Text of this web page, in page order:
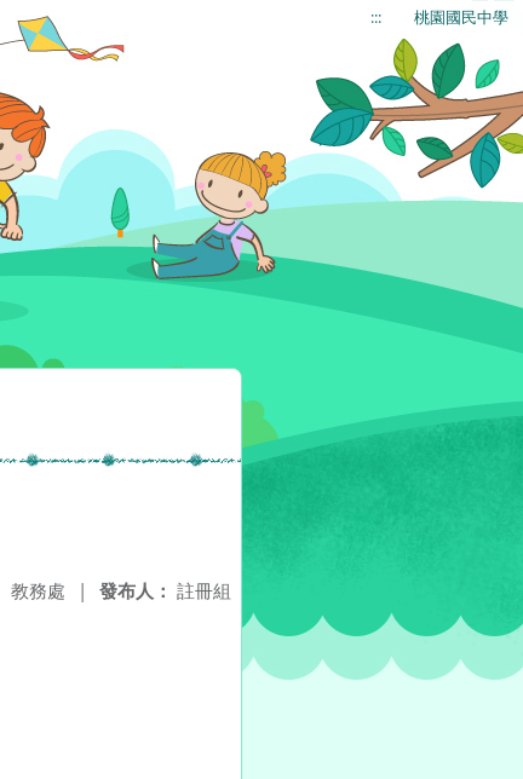
::: 桃園國民中學
發布人： 註冊組
教務處 |